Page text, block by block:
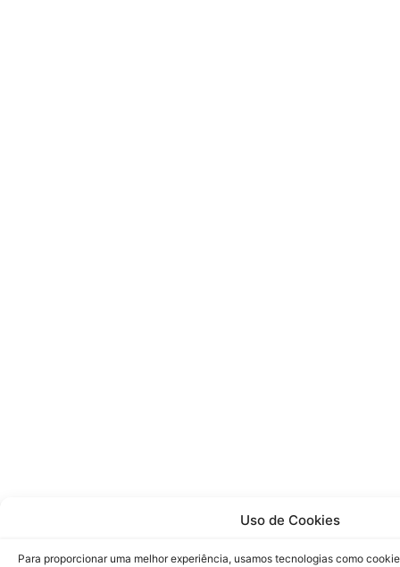
Uso de Cookies
Para proporcionar uma melhor experiência, usamos tecnologias como